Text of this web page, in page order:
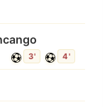
3' 4'